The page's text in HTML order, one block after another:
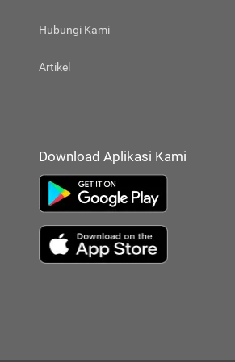
Hubungi Kami
Artikel
Download Aplikasi Kami